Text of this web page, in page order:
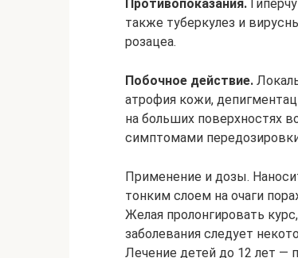
Противопоказания.
также туберкулез и
розацеа.
Побочное действие.
атрофия кожи,
на больших поверхностях
симптомами
Применение и дозы.
тонким слоем на очаги
Желая пролонгировать
заболевания следует
Лечение детей до 12 лет —